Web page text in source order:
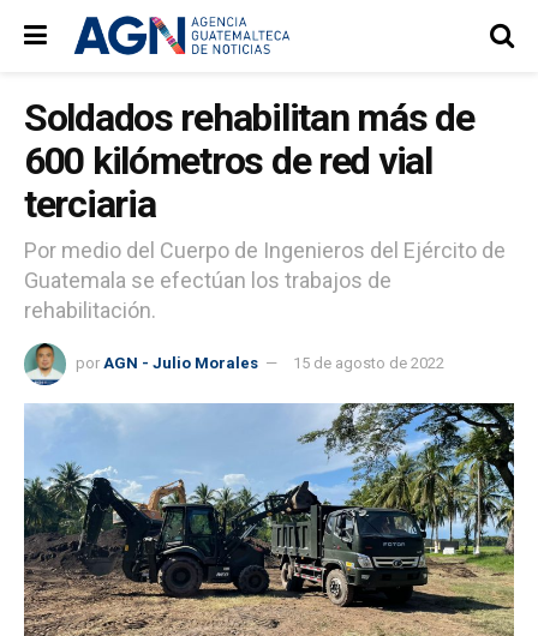
Soldados rehabilitan más de
600 kilómetros de red vial
terciaria
Por medio del Cuerpo de Ingenieros del Ejército de
Guatemala se efectúan los trabajos de
rehabilitación.
por AGN - Julio Morales 15 de agosto de 2022